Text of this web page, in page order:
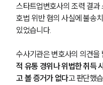
대
글로
고객
스타트업변호사의 조력 결
호법 위반 혐의 사실에 불송
있었습니다.
수사기관은 변호사의 의견
적 유통 경위나 위법한 취득
고 볼 증거가 없다고 판단했